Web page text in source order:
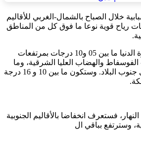
خلال الصباح بالشمال-الغربي للأقاليم
رياح قوية نوعا ما فوق كل من المناطق
وستتراوح درجات الحرارة الدنيا ما بين 05 و10 درجات بمرتفعات
والهضاب العليا الشرقية، وما
بين 16 و 20 درجة بأقصى جنوب البلاد. وستكون ما بين 10 و 16 درجة
فستعرف انخفاضا بالأقاليم الجنوبية
وسترتفع بباقي ال